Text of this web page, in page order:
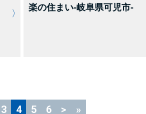
楽の住まい-岐阜県可児市-
3 4 5 6 > »